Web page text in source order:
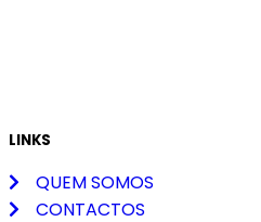
LINKS
QUEM SOMOS
CONTACTOS